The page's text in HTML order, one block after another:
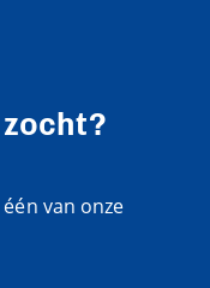
van onze